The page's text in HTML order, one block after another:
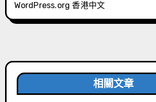
WordPress.org 香港中文
相關文章